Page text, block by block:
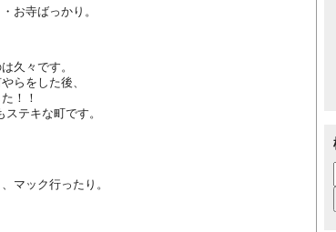
お寺ばっかり。
久々です。
らをした後、
！！
テキな町です。
マック行ったり。